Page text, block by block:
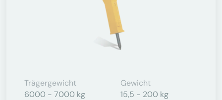
Trägergewicht
6000 - 7000 kg
Gewicht
15,5 - 200 kg